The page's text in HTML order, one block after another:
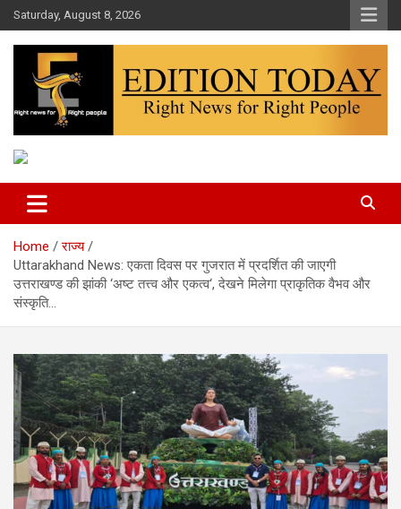
Skip
to
content
Saturday, August 8, 2026
Edition Today
Home
राज्य
Uttarakhand News: एकता दिवस पर गुजरात में प्रदर्शित की जाएगी
उत्तराखण्ड की झांकी ‘अष्ट तत्त्व और एकत्व‘, देखने मिलेगा प्राकृतिक वैभव और
संस्कृति…